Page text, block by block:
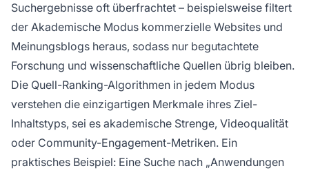
Suchergebnisse oft überfrachtet – beispielsweise filtert
der Akademische Modus kommerzielle Websites und
Meinungsblogs heraus, sodass nur begutachtete
Forschung und wissenschaftliche Quellen übrig bleiben.
Die Quell-Ranking-Algorithmen in jedem Modus
verstehen die einzigartigen Merkmale ihres Ziel-
Inhaltstyps, sei es akademische Strenge, Videoqualität
oder Community-Engagement-Metriken. Ein
praktisches Beispiel: Eine Suche nach „Anwendungen